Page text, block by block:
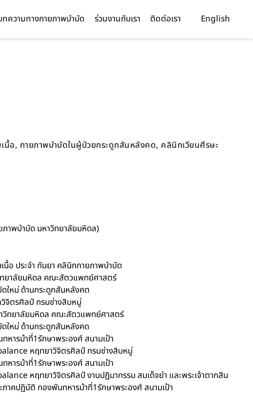
ทความทางกายภาพบำบัด ร่วมงานกับเรา ติดต่อเรา English
นื้อ, กายภาพบำบัดในผู้ป่วยกระดูกสันหลังคด, คลินิกเวียนศีรษะ
าพบำบัด มหาวิทยาลัยมหิดล)
อ ประจำ กันยา คลินิกกายภาพบำบัด
ทยาลัยมหิดล คณะสัตวแพทย์ศาสตร์
ใหม่ ด้านกระดูกสันหลังคต
จิตรศิลป์ กรมช่างสิบหมู่
าวิทยาลัยมหิดล คณะสัตวแพทย์ศาสตร์
ใหม่ ด้านกระดูกสันหลังคด
ารม้าที่1รักษาพระองศ์ สนามเป้า
หฤทยาวิจิตรศิลป์ กรมช่างสิบหมู่
ารม้าที่1รักษาพระองศ์ สนามเป้า
หฤทยาวิจิตรศิลป์ งานปฏิมากรรม สมเด็จย่า และพระเจ้าตากสิน
าคปฏิบัติ กองพันทหารม้าที่1รักษาพระองศ์ สนามเป้า